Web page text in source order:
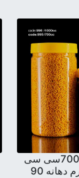
جار استوانه 700سی سی